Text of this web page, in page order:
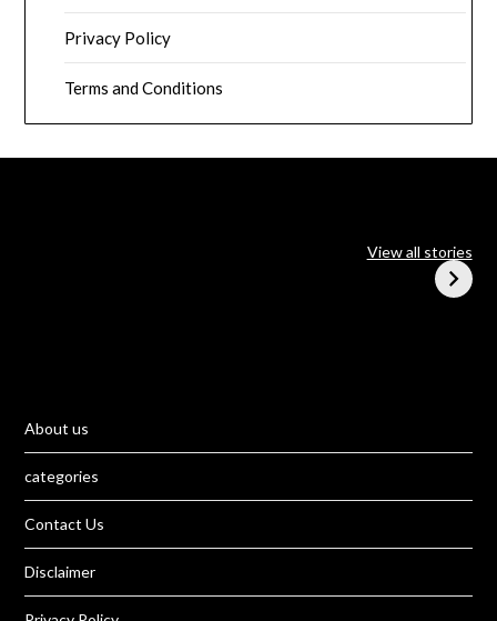
Privacy Policy
Terms and Conditions
Z9 Turbo फोन के बारे में
View all stories
About us
categories
Contact Us
Disclaimer